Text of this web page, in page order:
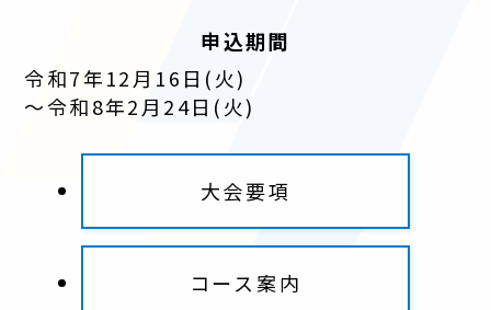
申込期間
令和7年12月16日(火)
～令和8年2月24日(火)
大会要項
コース案内